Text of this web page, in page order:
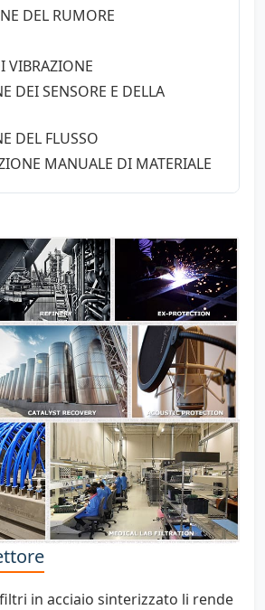
DEL RUMORE
VIBRAZIONE
DEI SENSORE E DELLA
DEL FLUSSO
MANUALE DI MATERIALE
in acciaio sinterizzato li rende